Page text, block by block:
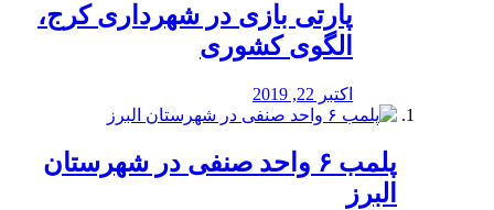
پارتی بازی در شهرداری کرج،
الگوی کشوری
اکتبر 22, 2019
پلمب ۶ واحد صنفی در شهرستان
البرز